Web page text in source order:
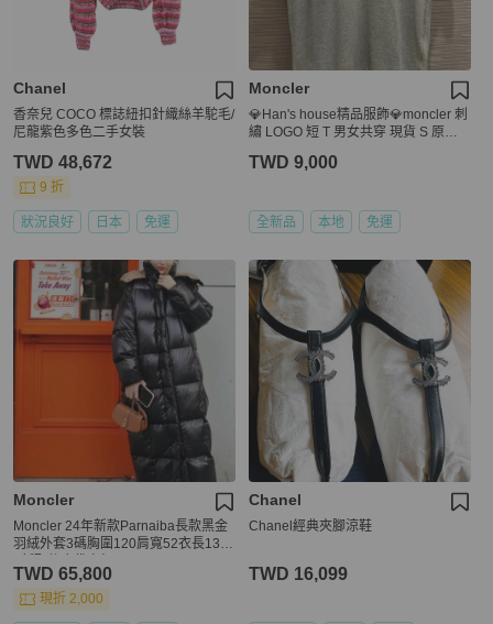
Chanel
香奈兒 COCO 標誌紐扣針織絲羊駝毛/
尼龍紫色多色二手女裝
TWD 48,672
9 折
狀況良好 日本 免運
Moncler
💎Han's house精品服飾💎moncler 刺
繡 LOGO 短 T 男女共穿 現貨 S 原價1
TWD 9,000
全新品 本地 免運
Moncler
Moncler 24年新款Parnaiba長款黑金
羽絨外套3碼胸圍120肩寬52衣長130
TWD 65,800
現折 2,000
Chanel
Chanel經典夾腳涼鞋
TWD 16,099